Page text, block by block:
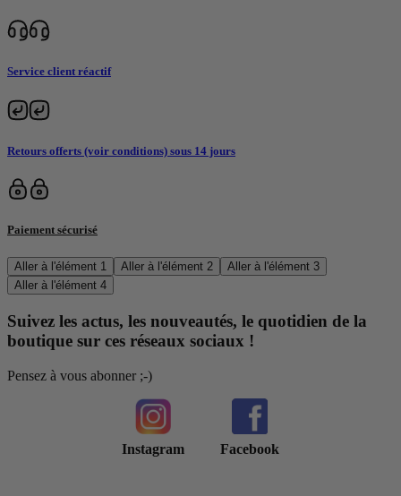
Service client réactif
Retours offerts (voir conditions) sous 14 jours
Paiement sécurisé
Aller à l'élément 1 Aller à l'élément 2
Aller à l'élément 3
Aller à l'élément 4
Suivez les actus, les nouveautés, le quotidien de la
boutique sur ces réseaux sociaux !
Pensez à vous abonner ;-)
Instagram Facebook